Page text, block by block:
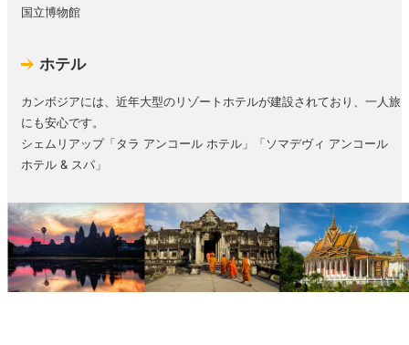
国立博物館
ホテル
カンボジアには、近年大型のリゾートホテルが建設されており、一人旅
にも安心です。
シェムリアップ「タラ アンコール ホテル」「ソマデヴィ アンコール
ホテル & スパ」